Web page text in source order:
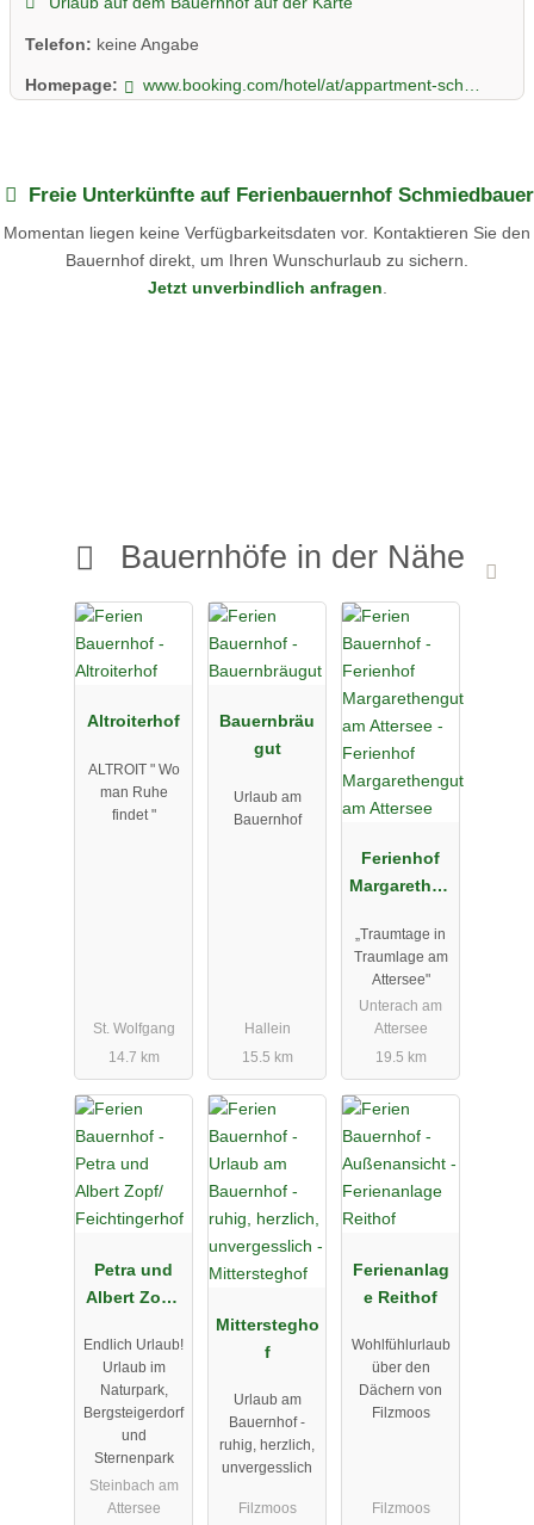
Telefon: keine Angabe
Homepage: www.booking.com/hotel/at/appartment-schmiedbauernhof.de.html
Freie Unterkünfte auf Ferienbauernhof Schmiedbauer
Momentan liegen keine Verfügbarkeitsdaten vor. Kontaktieren Sie den
Bauernhof direkt, um Ihren Wunschurlaub zu sichern.
Jetzt unverbindlich anfragen
Bauernhöfe in der Nähe
Altroiterhof
ALTROIT " Wo
man Ruhe
findet "
St. Wolfgang
14.7 km
Bauernbräu
gut
Urlaub am
Bauernhof
Hallein
15.5 km
Ferienhof
Margarethen
Attersee
„Traumtage in
Traumlage am
Attersee"
Unterach am
Attersee
19.5 km
Petra und
Albert Zopf/
of
Endlich Urlaub!
Urlaub im
Naturpark,
Bergsteigerdorf
und
Sternenpark
Steinbach am
Attersee
Mitterstegho
f
Urlaub am
Bauernhof -
ruhig, herzlich,
unvergesslich
Filzmoos
Ferienanlag
e Reithof
Wohlfühlurlaub
über den
Dächern von
Filzmoos
Filzmoos